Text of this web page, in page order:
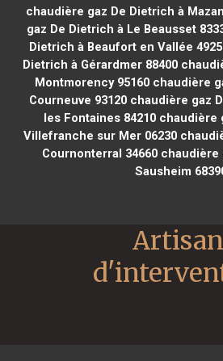
chaudière gaz De Dietrich à
gaz De Dietrich à Le Beausset
Dietrich à Beaufort en Vallée
Dietrich à Gérardmer 88400
Montmorency 95160chaudière
Courneuve 93120chaudière gaz
les Fontaines 84210 chaudière
Villefranche sur Mer 06230
Cournonterral 34660 chaudière
Sausheim
Artisan